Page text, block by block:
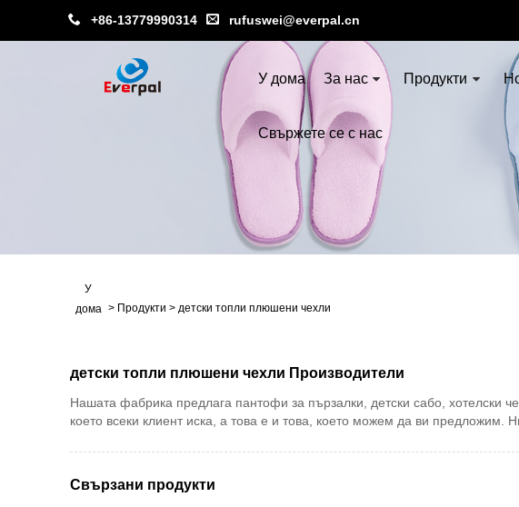
+86-13779990314 rufuswei@everpal.cn
У дома За нас Продукти
Свържете се с нас
У
дома > Продукти > детски топли плюшени чехли
детски топли плюшени чехли Производители
Нашата фабрика предлага пантофи за пързалки, детски сабо, хотелски
което всеки клиент иска, а това е и това, което можем да ви
Свързани продукти